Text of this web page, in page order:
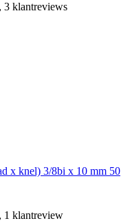
3 klantreviews
x knel) 3/8bi x 10 mm 50
1 klantreview